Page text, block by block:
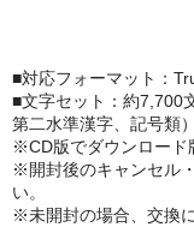
■対応フォーマット：
■文字セット：約7,700
第二水準漢字、記号類）
※CD版でダウンロード
※開封後のキャンセル
い。
※未開封の場合、交換